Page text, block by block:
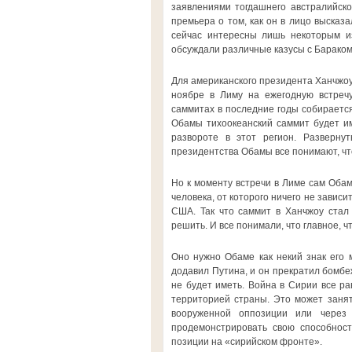
заявлениями тогдашнего
премьера о том, как он в лицо
сейчас интересны лишь некоторым
обсуждали различные казусы с
Для американского президента
ноябре в Лиму на ежегодную встречу
саммитах в последние годы
Обамы тихоокеанский саммит будет
развороте в этот регион.
президентства Обамы все понимают,
Но к моменту встречи в Лиме сам
человека, от которого ничего не
США. Так что саммит в Ханчжоу
решить. И все понимали, что главное,
Оно нужно Обаме как некий знак его
додавил Путина, и он прекратил
не будет иметь. Война в Сирии все
территорией страны. Это может
вооруженной оппозиции или
продемонстрировать свою
позиции на «сирийском фронте».